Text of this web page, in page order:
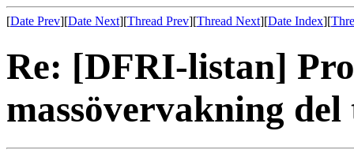
[Date Prev][Date Next][Thread Prev][Thread Next][Date Index][
Re: [DFRI-listan]
massövervakning